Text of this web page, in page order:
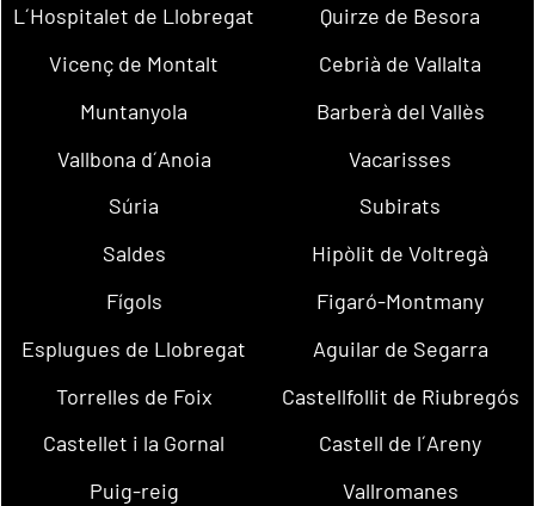
L´Hospitalet de Llobregat
Quirze de Besora
Vicenç de Montalt
Cebrià de Vallalta
Muntanyola
Barberà del Vallès
Vallbona d´Anoia
Vacarisses
Súria
Subirats
Saldes
Hipòlit de Voltregà
Fígols
Figaró-Montmany
Esplugues de Llobregat
Aguilar de Segarra
Torrelles de Foix
Castellfollit de Riubregós
Castellet i la Gornal
Castell de l´Areny
Puig-reig
Vallromanes